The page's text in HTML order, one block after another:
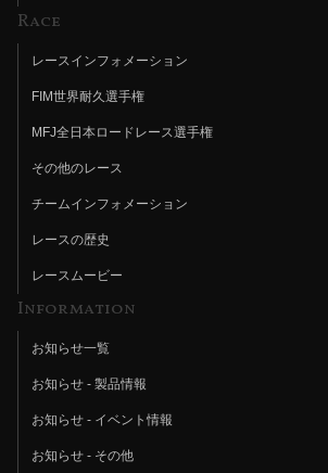
Race
レースインフォメーション
FIM世界耐久選手権
MFJ全日本ロードレース選手権
その他のレース
チームインフォメーション
レースの歴史
レースムービー
Information
お知らせ一覧
お知らせ - 製品情報
お知らせ - イベント情報
お知らせ - その他